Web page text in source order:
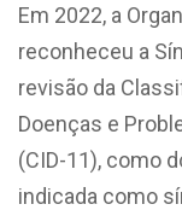
Em 2022, a
reconheceu a
revisão da
Doenças e
(CID-11), como
indicada como